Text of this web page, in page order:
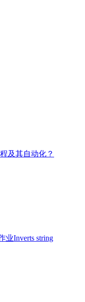
及其自动化？
业Inverts string